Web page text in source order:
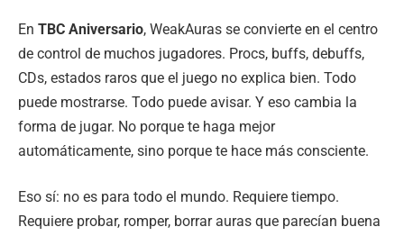
En TBC Aniversario, WeakAuras se convierte en el centro
de control de muchos jugadores. Procs, buffs, debuffs,
CDs, estados raros que el juego no explica bien. Todo
puede mostrarse. Todo puede avisar. Y eso cambia la
forma de jugar. No porque te haga mejor
automáticamente, sino porque te hace más consciente.
Eso sí: no es para todo el mundo. Requiere tiempo.
Requiere probar, romper, borrar auras que parecían buena